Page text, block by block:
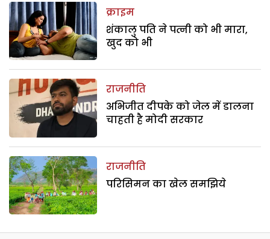
क्राइम
शंकालु पति ने पत्नी को भी मारा,
खुद को भी
राजनीति
अभिजीत दीपके को जेल में डालना
चाहती है मोदी सरकार
राजनीति
परिसिमन का खेल समझिये